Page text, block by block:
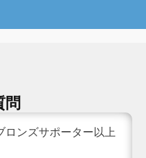
問
ロンズサポーター以上